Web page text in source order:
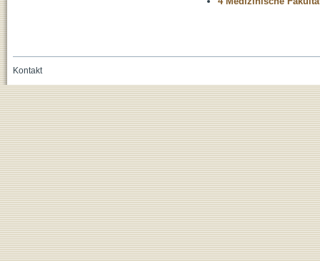
Kontakt